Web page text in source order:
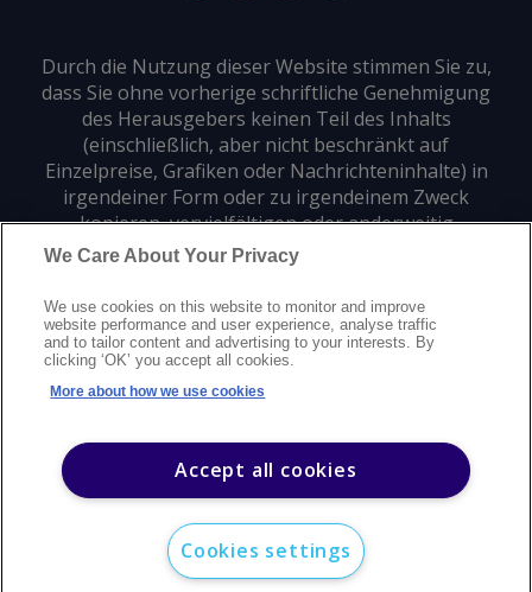
Durch die Nutzung dieser Website stimmen Sie zu,
dass Sie ohne vorherige schriftliche Genehmigung
des Herausgebers keinen Teil des Inhalts
(einschließlich, aber nicht beschränkt auf
Einzelpreise, Grafiken oder Nachrichteninhalte) in
irgendeiner Form oder zu irgendeinem Zweck
kopieren, vervielfältigen oder anderweitig
verwenden dürfen.
DatenschutzMarkenzeichenUrheberrecht
NutzungsbedingungenErklärung zur modernen Sklaverei
CareersKundensupport
We Care About Your Privacy
We use cookies on this website to monitor and improve
website performance and user experience, analyse traffic
and to tailor content and advertising to your interests. By
clicking ‘OK’ you accept all cookies.
More about how we use cookies
Accept all cookies
Cookies settings